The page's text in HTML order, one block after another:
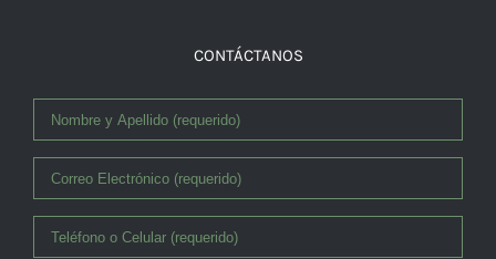
CONTÁCTANOS